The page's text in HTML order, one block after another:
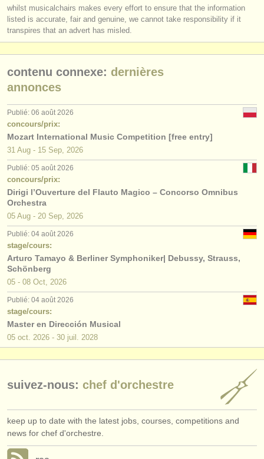
ATSfaq
s'identifier
whilst musicalchairs makes every effort to ensure that the information
listed is accurate, fair and genuine, we cannot take responsibility if it
transpires that an advert has misled.
contenu connexe: dernières
annonces
Publié: 06 août 2026
concours/prix:
Mozart International Music Competition [free entry]
31 Aug - 15 Sep, 2026
Publié: 05 août 2026
concours/prix:
Dirigi l’Ouverture del Flauto Magico – Concorso Omnibus
Orchestra
05 Aug - 20 Sep, 2026
Publié: 04 août 2026
stage/cours:
Arturo Tamayo & Berliner Symphoniker| Debussy, Strauss,
Schönberg
05 - 08 Oct, 2026
Publié: 04 août 2026
stage/cours:
Master en Dirección Musical
05 oct. 2026 - 30 juil. 2028
suivez-nous: chef d'orchestre
keep up to date with the latest jobs, courses, competitions and
news for chef d'orchestre.